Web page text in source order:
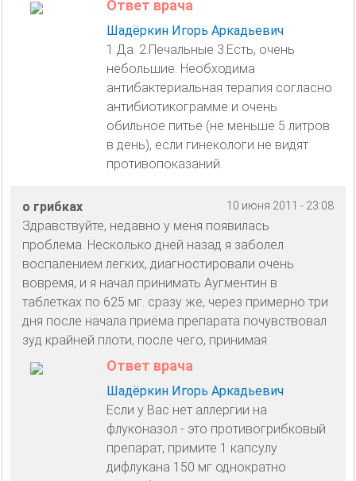
Ответ врача
Шадёркин Игорь Аркадьевич
1.Да. 2.Печальные 3.Есть, очень
небольшие. Необходима
антибактериальная терапия согласно
антибиотикограмме и очень
обильное питье (не меньше 5 литров
в день), если гинекологи не видят
противопоказаний.
10 июня 2011 - 23:08
о грибках
Здравствуйте, недавно у меня появилась
проблема. Несколько дней назад я заболел
воспалением легких, диагностировали очень
вовремя, и я начал принимать Аугментин в
таблетках по 625 мг. сразу же, через примерно три
дня после начала приёма препарата почувствовал
зуд крайней плоти, после чего, принимая
Ответ врача
Шадёркин Игорь Аркадьевич
Если у Вас нет аллергии на
флуконазол - это противогрибковый
препарат, примите 1 капсулу
дифлукана 150 мг однократно